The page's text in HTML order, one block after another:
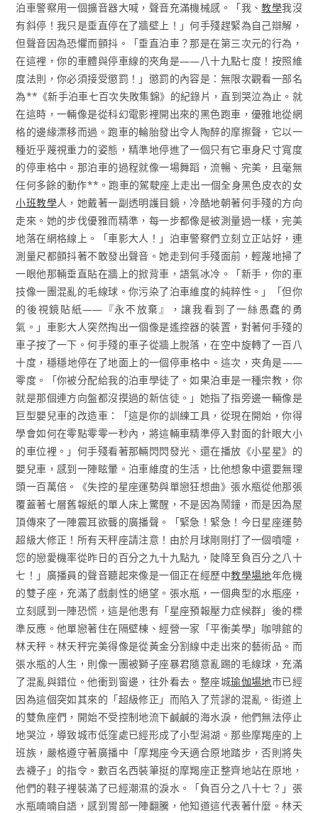
泊車警察用一個擴音器大喊，聲音充滿機械感。「我、教學我沒
有斜停！我只是垂直停在了牆壁上！」何手殘趕緊為自己辯解，
但聲音因為恐懼而顫抖。「垂直泊車？那是在第三次元的行為，
在這裡，你的車體與停車線的夾角是——八十九點七度！按照維
度法則，你必須接受懲罰！」懲罰的內容是：無限次觀看一部名
為**《新手泊車七百次失敗集錦》的紀錄片，直到哭泣為止。就
在這時，一輛像是從科幻電影裡開出來的黑色跑車，優雅地從網
格的邊緣漂移而過。跑車的輪胎發出令人陶醉的摩擦聲，它以一
種近乎蔑視重力的姿態，精準地停進了一個只有它車身尺寸寬度
的停車格中。那泊車的過程就像一場舞蹈，流暢、完美，且毫無
任何多餘的動作**。跑車的駕駛座上走出一個全身黑色皮衣的女
小班教學人，她戴著一副透明護目鏡，冷酷地朝著何手殘的方向
走來。她的步伐優雅而精準，每一步都像是被測量過一樣，完美
地落在網格線上。「車影大人！」泊車警察們立刻立正站好，連
測量尺都顫抖著不敢發出聲音。她走到何手殘面前，輕蔑地掃了
一眼他那輛垂直貼在牆上的掀背車，語氣冰冷。「新手，你的車
技像一團混亂的毛線球。你污染了泊車維度的純粹性。」「但你
的後視鏡貼紙——『永不放棄』，讓我看到了一絲愚蠢的勇
氣。」車影大人突然掏出一個像是遙控器的裝置，對著何手殘的
車子按了一下。何手殘的車子從牆上脫落，在空中旋轉了一百八
十度，穩穩地停在了地面上的一個停車格中。這次，夾角是——
零度。「你被分配給我的泊車學徒了。如果泊車是一種宗教，你
就是那個連方向盤都沒摸過的新信徒。」她指了指旁邊一輛像是
巨型嬰兒車的改造車：「這是你的訓練工具，從現在開始，你得
學會如何在零點零零一秒內，將這輛車精準停入對面的針眼大小
的車位裡。」何手殘看著那輛閃閃發光、還在播放《小星星》的
嬰兒車，感到一陣眩暈。泊車維度的生活，比他想象中還要無理
頭一百萬倍。《失控的星座運勢與單戀狂想曲》張水瓶從他那張
覆蓋著七層舊報紙的單人床上驚醒，不是因為鬧鐘，而是因為屋
頂傳來了一陣震耳欲聾的廣播聲。「緊急！緊急！今日星座運勢
超級大修正！所有天秤座請注意！由於月球剛剛打了一個噴嚏，
您的戀愛機率從昨日的百分之九十九點九，陡降至負百分之八十
七！」廣播員的聲音聽起來像是一個正在經歷中教學場地年危機
的雙子座，充滿了戲劇性的絕望。張水瓶，一個典型的水瓶座，
立刻感到一陣恐慌，這是他患有「星座預報壓力症候群」後的標
準反應。他單戀著住在隔壁棟、經營一家「平衡美學」咖啡館的
林天秤。林天秤完美得像是從黃金分割線中走出來的藝術品。而
張水瓶的人生，則像一團被獅子座暴君隨意亂踢的毛線球，充滿
了混亂與錯位。他衝到窗邊，往外看去。整座城瑜伽場地市已經
因為這個突如其來的「超級修正」而陷入了荒謬的混亂。街道上
的雙魚座們，開始不受控制地流下鹹鹹的海水淚，他們無法停止
地哭泣，導致城市低窪處已經形成了小型潟湖。那些摩羯座的上
班族，嚴格遵守著廣播中「摩羯座今天適合原地踏步，否則將失
去襪子」的指令。數百名西裝筆挺的摩羯座正整齊地站在原地，
他們的鞋子裡裝滿了已經潮濕的淚水。「負百分之八十七？」張
水瓶喃喃自語，感到胃部一陣翻騰，他知道這代表著什麼。林天